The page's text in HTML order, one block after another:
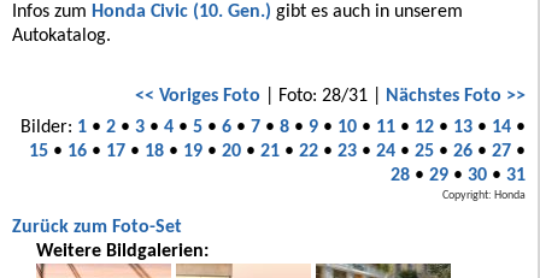
Infos zum Honda Civic (10. Gen.) gibt es auch in unserem
Autokatalog.
<< Voriges Foto | Foto: 28/31 | Nächstes Foto >>
Bilder: 1• 2• 3• 4• 5• 6• 7• 8• 9• 10• 11• 12• 13• 14•
15• 16• 17• 18• 19• 20• 21• 22• 23• 24• 25• 26• 27•
28• 29• 30• 31
Copyright: Honda
Zurück zum Foto-Set
Weitere Bildgalerien: